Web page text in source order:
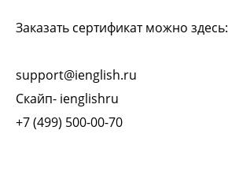
Заказать сертификат можно здесь:
support@ienglish.ru
Скайп- ienglishru
+7 (499) 500-00-70